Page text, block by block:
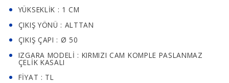
YÜKSEKLIK : 1 CM
ÇIKIŞ YÖNÜ : ALTTAN
ÇIKIŞ ÇAPI : Ø 50
IZGARA MODELI : KIRMIZI CAM KOMPLE PASLANMAZ
ÇELIK KASALI
FIYAT : TL